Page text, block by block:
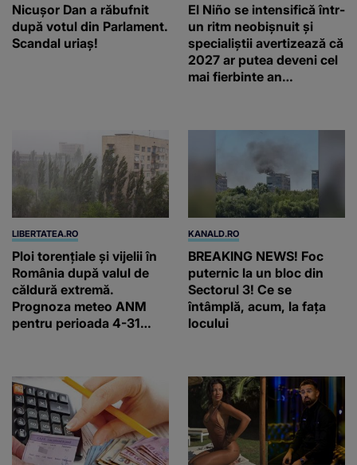
Nicuşor Dan a răbufnit
după votul din Parlament.
Scandal uriaş!
El Niño se intensifică într-
un ritm neobișnuit și
specialiștii avertizează că
2027 ar putea deveni cel
mai fierbinte an
LIBERTATEA.RO
Ploi torențiale și vijelii în
România după valul de
căldură extremă.
Prognoza meteo ANM
pentru perioada 4-31
KANALD.RO
BREAKING NEWS! Foc
puternic la un bloc din
Sectorul 3! Ce se
întâmplă, acum, la fața
locului